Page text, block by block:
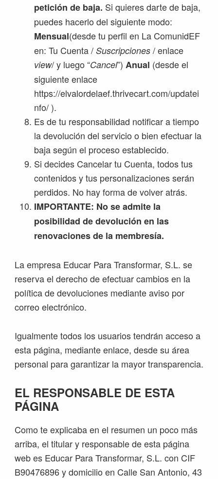
petición de baja. Si quieres darte de baja,
puedes hacerlo del siguiente modo:
Mensual(desde tu perfil en La ComunidEF
en: Tu Cuenta / Suscripciones / enlace
view/ y luego “Cancel”) Anual (desde el
siguiente enlace
https://elvalordelaef.thrivecart.com/updatei
nfo/ ).
Es de tu responsabilidad notificar a tiempo
la devolución del servicio o bien efectuar la
baja según el proceso establecido.
Si decides Cancelar tu Cuenta, todos tus
contenidos y tus personalizaciones serán
perdidos. No hay forma de volver atrás.
IMPORTANTE: No se admite la
posibilidad de devolución en las
renovaciones de la membresía.
La empresa Educar Para Transformar, S.L. se
reserva el derecho de efectuar cambios en la
política de devoluciones mediante aviso por
correo electrónico.
Igualmente todos los usuarios tendrán acceso a
esta página, mediante enlace, desde su área
personal para garantizar la mayor transparencia.
EL RESPONSABLE DE ESTA
PÁGINA
Como te explicaba en el resumen un poco más
arriba, el titular y responsable de esta página
web es Educar Para Transformar, S.L. con CIF
B90476896 y domicilio en Calle San Antonio, 43